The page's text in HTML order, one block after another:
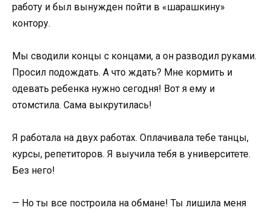
работу и был вынужден пойти в «шарашкину»
контору.
Мы сводили концы с концами, а он разводил руками.
Просил подождать. А что ждать? Мне кормить и
одевать ребенка нужно сегодня! Вот я ему и
отомстила. Сама выкрутилась!
Я работала на двух работах. Оплачивала тебе танцы,
курсы, репетиторов. Я выучила тебя в университете.
Без него!
— Но ты все построила на обмане! Ты лишила меня